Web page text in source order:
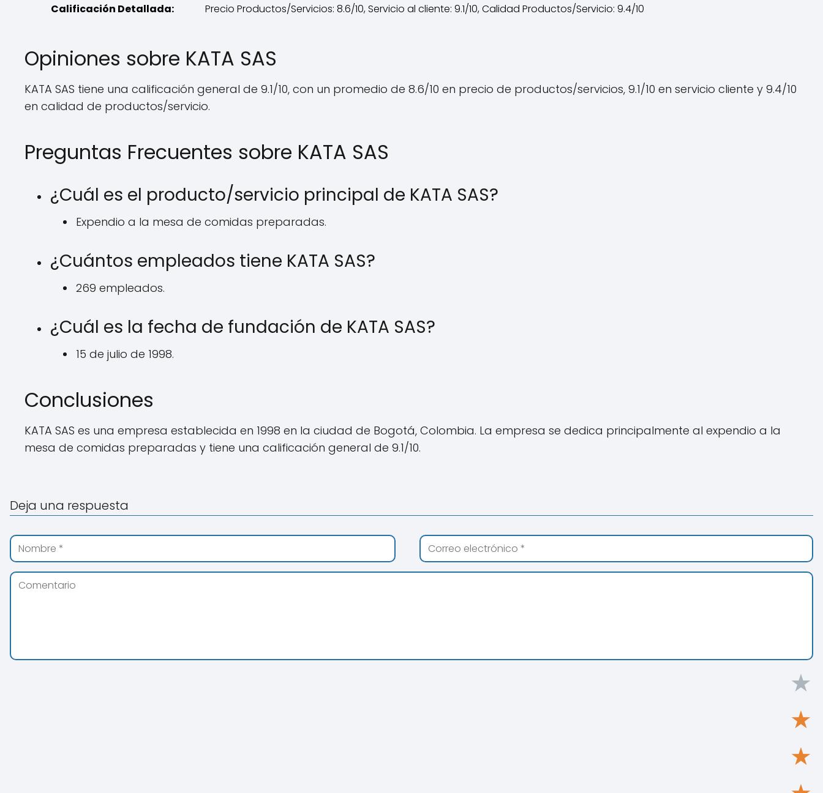
Calificación Detallada:
Precio Productos/Servicios: 8.6/10, Servicio al cliente: 9.1/10, Calidad Productos/Servicio: 9.4/10
Opiniones sobre KATA SAS
KATA SAS tiene una calificación general de 9.1/10, con un promedio de 8.6/10 en precio de productos/servicios, 9.1/10 en servicio cliente y 9.4/10
en calidad de productos/servicio.
Preguntas Frecuentes sobre KATA SAS
¿Cuál es el producto/servicio principal de KATA SAS?
Expendio a la mesa de comidas preparadas.
¿Cuántos empleados tiene KATA SAS?
269 empleados.
¿Cuál es la fecha de fundación de KATA SAS?
15 de julio de 1998.
Conclusiones
KATA SAS es una empresa establecida en 1998 en la ciudad de Bogotá, Colombia. La empresa se dedica principalmente al expendio a la
mesa de comidas preparadas y tiene una calificación general de 9.1/10.
Deja una respuesta
★
★
★